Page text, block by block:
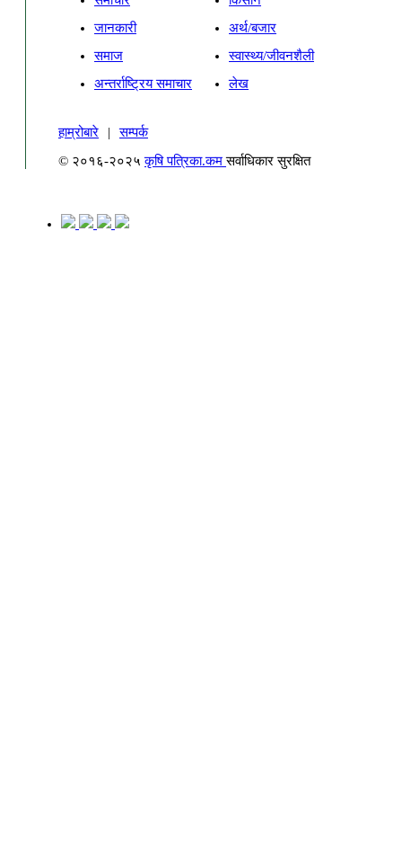
जानकारी
अर्थ/बजार
समाज
स्वास्थ्य/जीवनशैली
अन्तर्राष्ट्रिय समाचार
लेख
हाम्रोबारे |
सम्पर्क
© २०१६-२०२५कृषि पत्रिका.कमसर्वाधिकार सुरक्षित